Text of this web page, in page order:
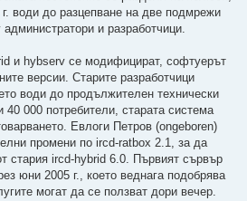
води до разцепване на две подмрежи
и разработчици.
и hybserv се модифицират, софтуерът
версии. Старите разработчици
води до продължителен технически
40 000 потребители, старата система
Евлоги Петров (ongeboren)
промени по ircd-ratbox 2.1, за да
стария ircd-hybrid 6.0. Първият сървър
юни 2005 г., което веднага подобрява
могат да се ползват дори вечер.